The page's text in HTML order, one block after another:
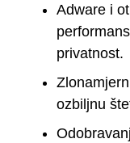
Adware i
privatnost.
ozbiljnu